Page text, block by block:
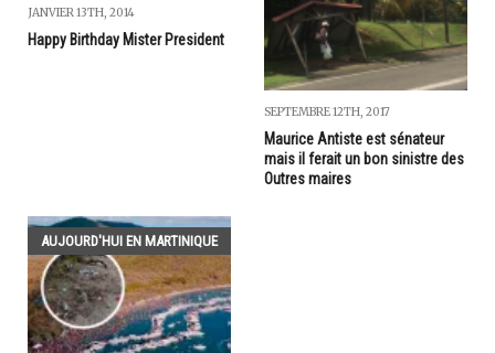
JANVIER 13TH, 2014
Happy Birthday Mister President
SEPTEMBRE 12TH, 2017
Maurice Antiste est sénateur
mais il ferait un bon sinistre des
Outres maires
AUJOURD'HUI EN MARTINIQUE